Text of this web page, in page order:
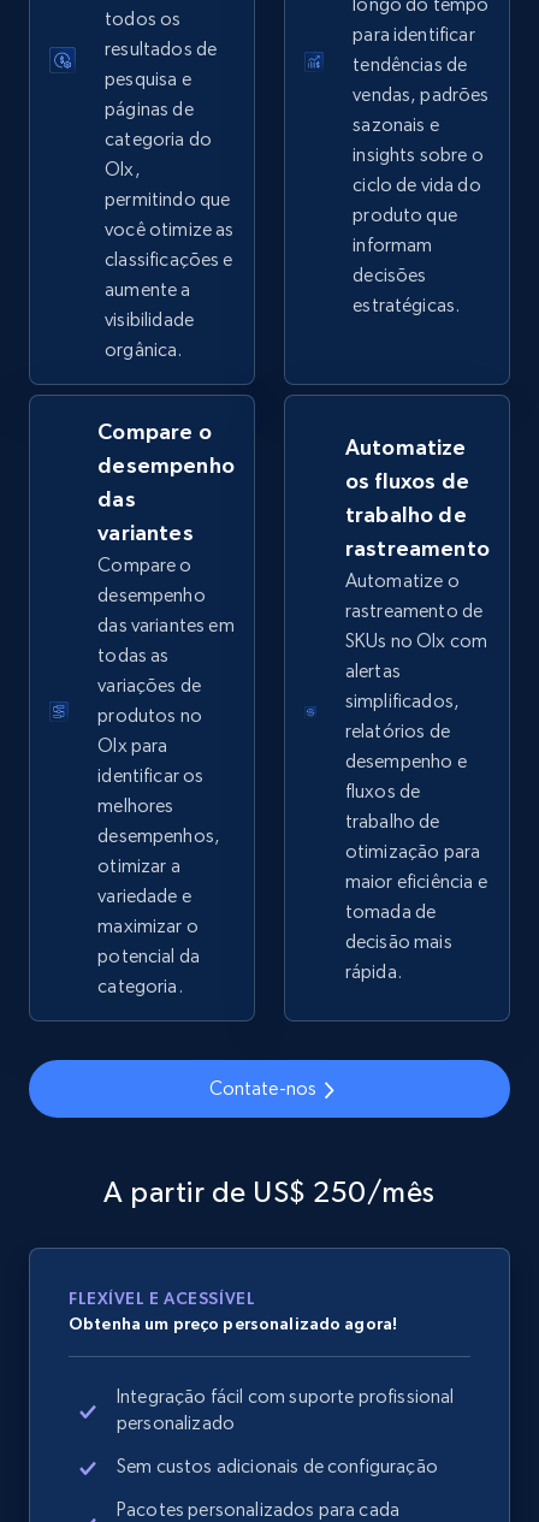
eBay - Collect records by category
URL, Product id, Title, Seller name, Seller rating,
Seller reviews, Breadcrumbs, Root category, and
more.
2.5K+ 359+ Comece agora
Google Shopping
URL, Product id, Title, Product description,
Rating, Reviews count, Images, Variations, and
2.4K+ 200+ Comece agora
Google Shopping - collects products from
web using keywords
URL, Product id, Title, Product description,
Rating, Reviews count, Images, Variations, and
more.
2.4K+ 200+ Comece agora
Home Depot US
URL, Domain, Country code, Model number,
Sku, Product id, Product name, Manufacturer,
and more.
using specified keywords
and more.
2.1K+ 355+ Comece agora
Home Depot US - Discover products by
specified URL
todos os
resultados de
pesquisa e
páginas de
categoria do
Olx,
permitindo que
você otimize as
classificações e
aumente a
visibilidade
orgânica.
para identificar
tendências de
vendas, padrões
sazonais e
insights sobre o
ciclo de vida do
produto que
informam
decisões
estratégicas.
Compare o
desempenho
das
variantes
Compare o
desempenho
das variantes em
todas as
variações de
produtos no
Olx para
identificar os
melhores
desempenhos,
otimizar a
variedade e
maximizar o
potencial da
categoria.
Automatize
os fluxos de
trabalho de
rastreamento
Automatize o
rastreamento de
SKUs no Olx com
alertas
simplificados,
relatórios de
desempenho e
fluxos de
trabalho de
otimização para
maior eficiência e
tomada de
decisão mais
rápida.
Contate-nos
A partir de US$ 250/mês
FLEXÍVEL E ACESSÍVEL
Obtenha um preço personalizado agora!
Integração fácil com suporte profissional
personalizado
Sem custos adicionais de configuração
Pacotes personalizados para cada